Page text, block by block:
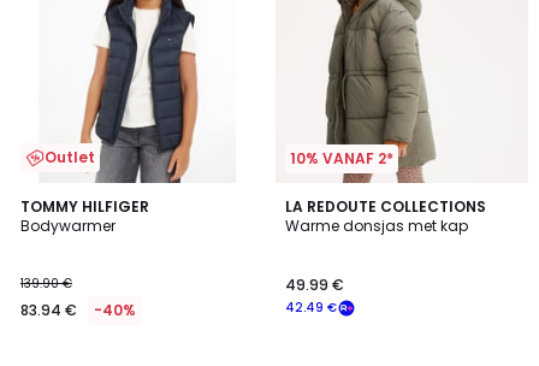
Outlet
TOMMY HILFIGER
Bodywarmer
139.90 €
83.94 € -40%
10% VANAF 2*
LA REDOUTE COLLECTIONS
Warme donsjas met kap
42.49 €
49.99 €
4.4
/ 5